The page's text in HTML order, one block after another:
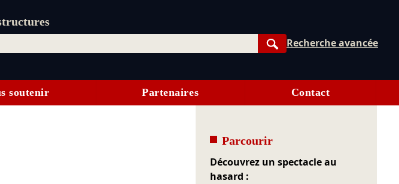
Rechercher
Recherche avancée
soutenir Partenaires Contact
Parcourir
Découvrez un spectacle au
hasard :